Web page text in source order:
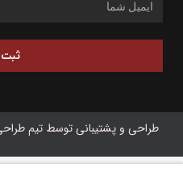
ثبت
طراحی و پشتیبانی توسط تیم